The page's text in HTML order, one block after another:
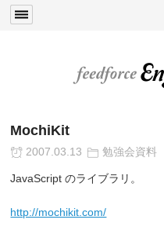
MochiKit
2007.03.13 勉強会資料
JavaScript のライブラリ。
http://mochikit.com/